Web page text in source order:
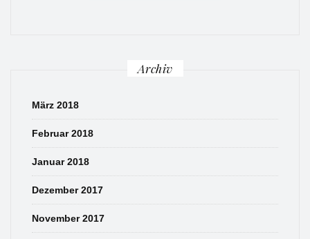
Archiv
März 2018
Februar 2018
Januar 2018
Dezember 2017
November 2017